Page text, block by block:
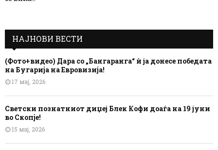
НАЈНОВИ ВЕСТИ
(Фото+видео) Дара со „Бангаранга“ ѝ ја донесе победата
на Бугарија на Евровизија!
17 мај, 2026
Светски познатниот диџеј Блек Кофи доаѓа на 19 јуни
во Скопје!
15 мај, 2026